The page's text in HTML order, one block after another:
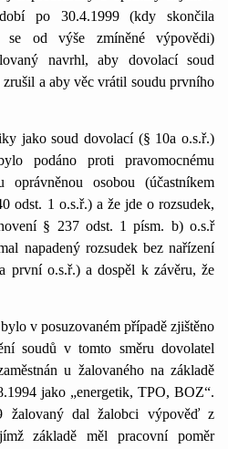
po 30.4.1999 (kdy skončila
se od výše zmíněné výpovědi)
navrhl, aby dovolací soud
a aby věc vrátil soudu prvního
jako soud dovolací (§ 10a o.s.ř.)
podáno proti pravomocnému
oprávněnou osobou (účastníkem
odst. 1 o.s.ř.) a že jde o rozsudek,
§ 237 odst. 1 písm. b) o.s.ř
napadený rozsudek bez nařízení
první o.s.ř.) a dospěl k závěru, že
v posuzovaném případě zjištěno
soudů v tomto směru dovolatel
u žalovaného na základě
jako „energetik, TPO, BOZ“.
žalovaný dal žalobci výpověď z
základě měl pracovní poměr